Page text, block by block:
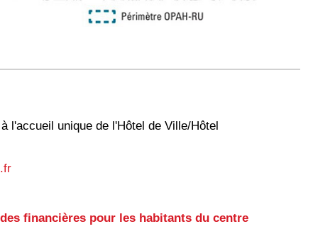
à l'accueil unique de l'Hôtel de Ville/Hôtel
financières pour les habitants du centre